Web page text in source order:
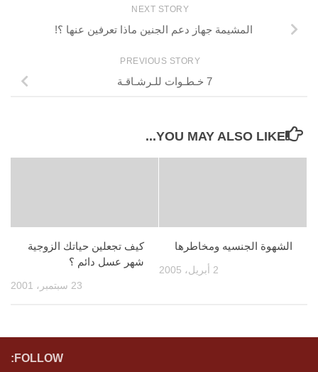
NEXT STORY
المشيمة جهاز دعم الجنين ماذا تعرفين عنها ؟!
PREVIOUS STORY
7 خـطـوات للـرشـاقـة
YOU MAY ALSO LIKE...
كيف تجعلين حياتك الزوجية
شهر عسل دائم ؟
23 سبتمبر، 2001
الشهوة الجنسيه ومخاطرها
2 أبريل، 2005
FOLLOW: